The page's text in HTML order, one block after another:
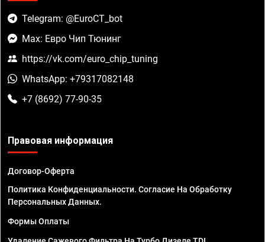
Telegram: @EuroCT_bot
Max: Евро Чип Тюнинг
https://vk.com/euro_chip_tuning
WhatsApp: +79317082148
+7 (8692) 77-90-35
Правовая информация
Договор-Оферта
Политика Конфиденциальности. Согласие На Обработку
Персональных Данных.
Формы Оплаты